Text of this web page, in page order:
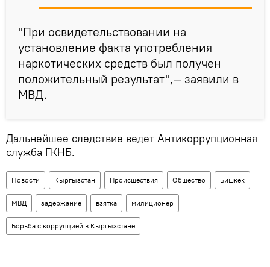
"При освидетельствовании на
установление факта употребления
наркотических средств был получен
положительный результат",— заявили в
МВД.
Дальнейшее следствие ведет Антикоррупционная
служба ГКНБ.
Новости Кыргызстан Происшествия Общество Бишкек
МВД задержание взятка милиционер
Борьба с коррупцией в Кыргызстане